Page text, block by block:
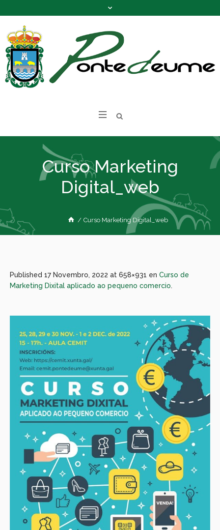
Curso Marketing
Digital_web
/ Curso Marketing Digital_web
Published 17 Novembro, 2022 at 658×931 en Curso de
Marketing Dixital aplicado ao pequeno comercio.